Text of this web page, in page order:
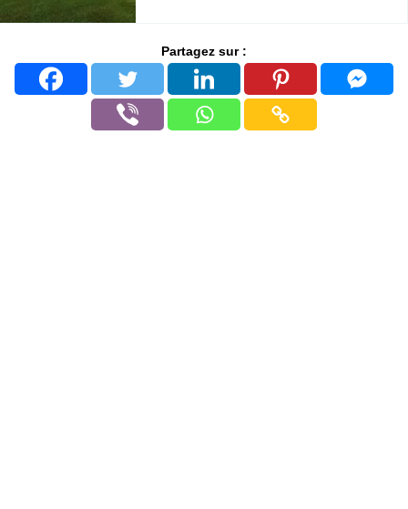
Partagez sur :